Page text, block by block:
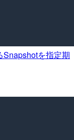
Snapshotを指定期